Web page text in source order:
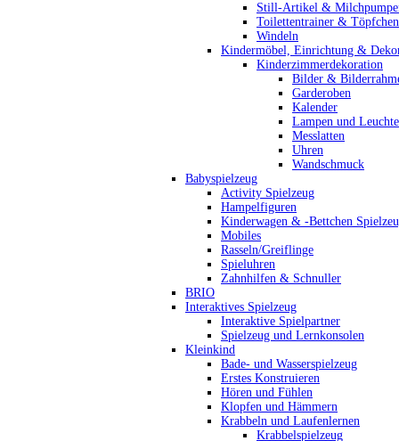
Still-Artikel &
Toilettentrainer & Töpfchen
Windeln
Kindermöbel, Einrichtung &
Kinderzimmerdekoration
Bilder &
Garderoben
Kalender
Lampen und
Messlatten
Uhren
Wandschmuck
Babyspielzeug
Activity Spielzeug
Hampelfiguren
Kinderwagen & -Bettchen
Mobiles
Rasseln/Greiflinge
Spieluhren
Zahnhilfen & Schnuller
BRIO
Interaktives Spielzeug
Interaktive Spielpartner
Spielzeug und Lernkonsolen
Kleinkind
Bade- und Wasserspielzeug
Erstes Konstruieren
Hören und Fühlen
Klopfen und Hämmern
Krabbeln und Laufenlernen
Krabbelspielzeug